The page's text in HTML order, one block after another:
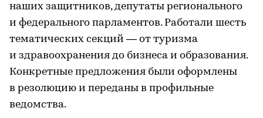
наших защитников, депутаты регионального
и федерального парламентов. Работали шесть
тематических секций — от туризма
и здравоохранения до бизнеса и образования.
Конкретные предложения были оформлены
в резолюцию и переданы в профильные
ведомства.